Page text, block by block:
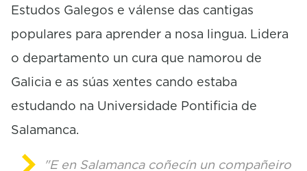
Estudos Galegos e válense das cantigas
populares para aprender a nosa lingua. Lidera
o departamento un cura que namorou de
Galicia e as súas xentes cando estaba
estudando na Universidade Pontificia de
Salamanca.
"E en Salamanca coñecín un compañeiro